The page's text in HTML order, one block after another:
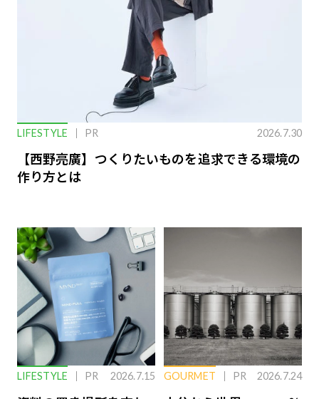
LIFESTYLE PR 2026.7.30
【西野亮廣】つくりたいものを追求できる環境の
作り方とは
LIFESTYLE PR 2026.7.15 GOURMET PR 2026.7.24